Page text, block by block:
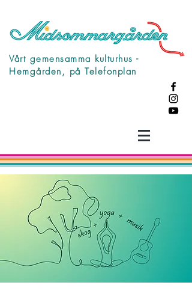
Vårt gemensamma kulturhus -
Hemgården, på Telefonplan